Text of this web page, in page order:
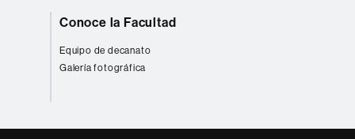
Conoce la Facultad
Equipo de decanato
Galería fotográfica